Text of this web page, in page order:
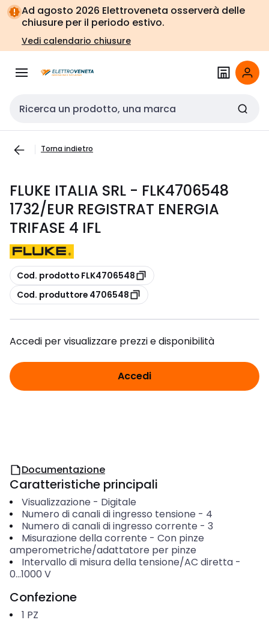
Vai alla
navigazione
Vai
alla
pagina
Ad agosto 2026 Elettroveneta osserverà delle
chiusure per il periodo estivo.
Vedi calendario chiusure
Cerca input
Torna indietro
FLUKE ITALIA SRL - FLK4706548
1732/EUR REGISTRAT ENERGIA
TRIFASE 4 IFL
copia
Cod. prodotto FLK4706548
copia
Cod. produttore 4706548
Accedi per visualizzare prezzi e disponibilità
Accedi
Documentazione
Caratteristiche principali
Visualizzazione - Digitale
Numero di canali di ingresso tensione - 4
Numero di canali di ingresso corrente - 3
Misurazione della corrente - Con pinze
amperometriche/adattatore per pinze
Intervallo di misura della tensione/AC diretta-
0...1000 V
Confezione
1 PZ